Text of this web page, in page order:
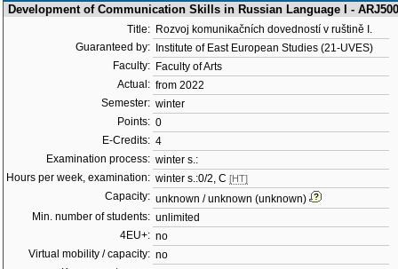
Development of Communication Skills in Russian Language I -
Title: Rozvoj komunikačních dovedností v ruštině I.
Guaranteed by:
Institute of East European Studies (21-UVES)
Faculty: Faculty of Arts
Actual: from 2022
Semester: winter
Points: 0
E-Credits: 4
Examination process: winter s.:
Hours per week, examination: winter s.:0/2, C [HT]
Capacity: unknown / unknown (unknown)
Min. number of students: unlimited
4EU+: no
Virtual mobility / capacity: no